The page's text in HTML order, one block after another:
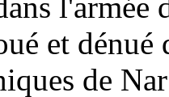
et dénué
de